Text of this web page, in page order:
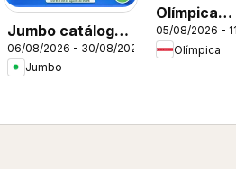
Jumbo catálogo
Home days
06/08/2026 - 30/08/2026
Jumbo
Olímpica
catálogo
Miércoles
05/08/2026 -
Olímpica